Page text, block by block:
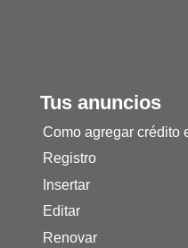
Tus anuncios
Como agregar crédito
Registro
Insertar
Editar
Renovar